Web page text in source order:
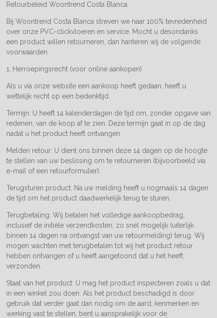
Retourbeleid Woontrend Costa Blanca
Bij Woontrend Costa Blanca streven we naar 100% tevredenheid
over onze PVC-clickvloeren en service. Mocht u desondanks
een product willen retourneren, dan hanteren wij de volgende
voorwaarden.
1. Herroepingsrecht (voor online aankopen)
Als u via onze website een aankoop heeft gedaan, heeft u
wettelijk recht op een bedenktijd.
Termijn: U heeft 14 kalenderdagen de tijd om, zonder opgave van
redenen, van de koop af te zien. Deze termijn gaat in op de dag
nadat u het product heeft ontvangen.
Melden retour: U dient ons binnen deze 14 dagen op de hoogte
te stellen van uw beslissing om te retourneren (bijvoorbeeld via
e-mail of een retourformulier).
Terugsturen product: Na uw melding heeft u nogmaals 14 dagen
de tijd om het product daadwerkelijk terug te sturen.
Terugbetaling: Wij betalen het volledige aankoopbedrag,
inclusief de initiële verzendkosten, zo snel mogelijk (uiterlijk
binnen 14 dagen na ontvangst van uw retourmelding) terug. Wij
mogen wachten met terugbetalen tot wij het product retour
hebben ontvangen of u heeft aangetoond dat u het heeft
verzonden.
Staat van het product: U mag het product inspecteren zoals u dat
in een winkel zou doen. Als het product beschadigd is door
gebruik dat verder gaat dan nodig om de aard, kenmerken en
werking vast te stellen, bent u aansprakelijk voor de